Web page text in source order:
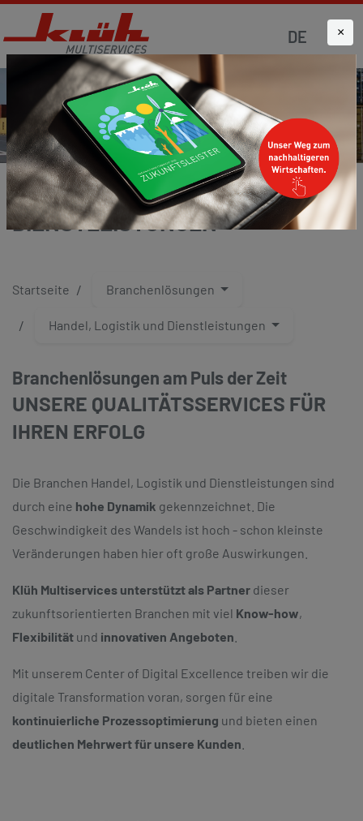
DE
HANDEL, LOGISTIK UND
DIENSTLEISTUNGEN
Startseite Branchenlösungen
Handel, Logistik und Dienstleistungen
Branchenlösungen am Puls der Zeit
UNSERE QUALITÄTSSERVICES FÜR
IHREN ERFOLG
Die Branchen Handel, Logistik und Dienstleistungen sind
durch eine hohe Dynamik gekennzeichnet. Die
Geschwindigkeit des Wandels ist hoch - schon kleinste
Veränderungen haben hier oft große Auswirkungen.
Klüh Multiservices unterstützt als Partner dieser
zukunftsorientierten Branchen mit viel Know-how,
Flexibilität und innovativen Angeboten
Mit unserem Center of Digital Excellence treiben wir die
digitale Transformation voran, sorgen für eine
kontinuierliche Prozessoptimierung und bieten einen
deutlichen Mehrwert für unsere Kunden
×